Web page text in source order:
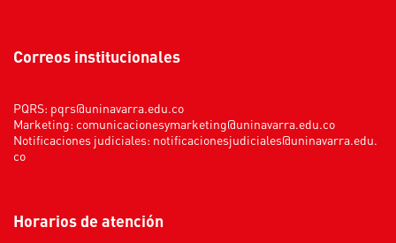
Correos institucionales
PQRS: pqrs@uninavarra.edu.co
Marketing: comunicacionesymarketing@uninavarra.edu.co
Notificaciones judiciales: notificacionesjudiciales@uninavarra.edu.
co
Horarios de atención